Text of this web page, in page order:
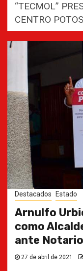
“TECMOL”
CENTRO
Destacados Estado
Arnulfo
como
ante Notario
27 de abril de 2021